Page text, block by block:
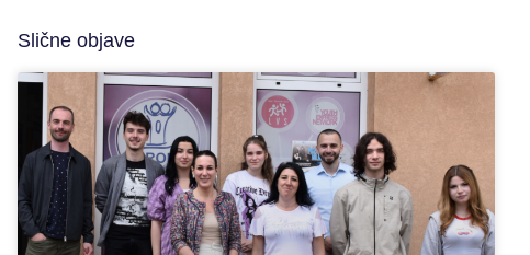
Slične objave